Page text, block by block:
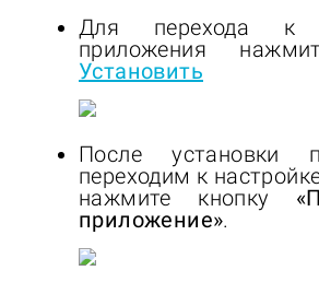
Для перехода к
приложения
Установить
После установки
переходим к
нажмите кнопку
приложение».